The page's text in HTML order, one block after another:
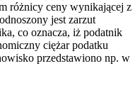
różnicy ceny wynikającej z
jest zarzut
co oznacza, iż podatnik
ciężar podatku
przedstawiono np. w